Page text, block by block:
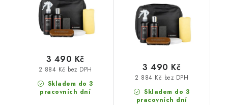
Skladem do 3
pracovních dní
2 884 Kč bez DPH
3 490 Kč
Skladem do 3
pracovních dní
2 884 Kč bez DPH
3 490 Kč